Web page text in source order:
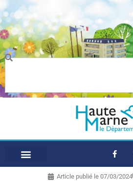
Article publié le 07/03/2024